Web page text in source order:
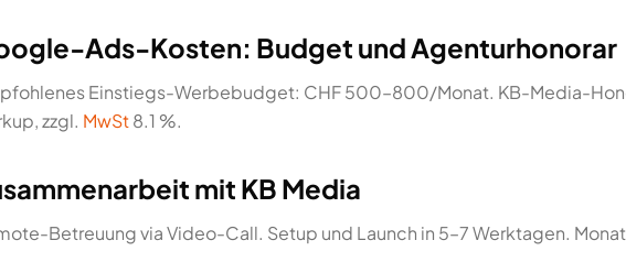
Ads-Kosten: Budget und Agenturhonorar
Einstiegs-Werbebudget: CHF 500–800/Monat. KB-Media-
zzgl. MwSt8.1 %.
mit KB Media
Betreuung via Video-Call. Setup und Launch in 5–7 Werktagen.